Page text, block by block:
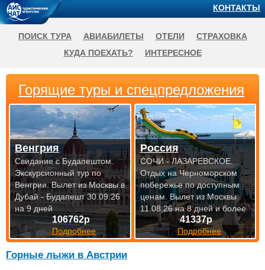
Горные лыжи в Австрии
Горящие туры и спецпредложения
106762р
Подробнее
Венгрия
Свидание с Будапештом.
Экскурсионный тур по
Венгрии.Вылет из Москвы в
Дубай - Будапешт 30.09.26
на 9 дней
41337р
Подробнее
Россия
СОЧИ - ЛАЗАРЕВСКОЕ.
Отдых на Черноморском
побережье по доступным
ценам. Вылет из Москвы
11.08.26 на 8 дней и более
КОНТАКТЫ
ПОИСК ТУРА АВИАБИЛЕТЫ ОТЕЛИ
СТРАХОВКА
КУДА ПОЕХАТЬ?
ИНТЕРЕСНОЕ